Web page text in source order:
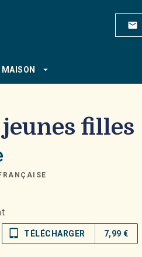
mail
MAISON arrow_drop_down
filles
tablet_mac TÉLÉCHARGER 7,99 €